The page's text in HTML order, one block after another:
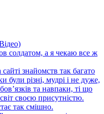
солдатом, а я чекаю все ж
знайомств так багато
були різні, мудрі і не дуже,
та навпаки, ті що
своєю присутністю.
так смішно.